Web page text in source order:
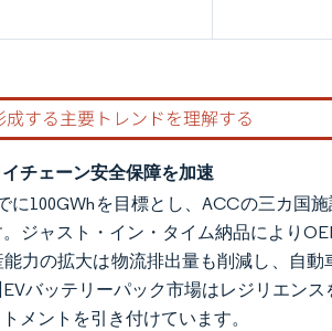
チェーン安全保障を加速
に100GWhを目標とし、ACCの三カ国
ジャスト・イン・タイム納品により
力の拡大は物流排出量も削減し、自
バッテリーパック市場はレジリエン
メントを引き付けています。